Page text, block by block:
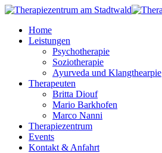
Home
Leistungen
Psychotherapie
Soziotherapie
Ayurveda und Klangthearpie
Therapeuten
Britta Diouf
Mario Barkhofen
Marco Nanni
Therapiezentrum
Events
Kontakt & Anfahrt